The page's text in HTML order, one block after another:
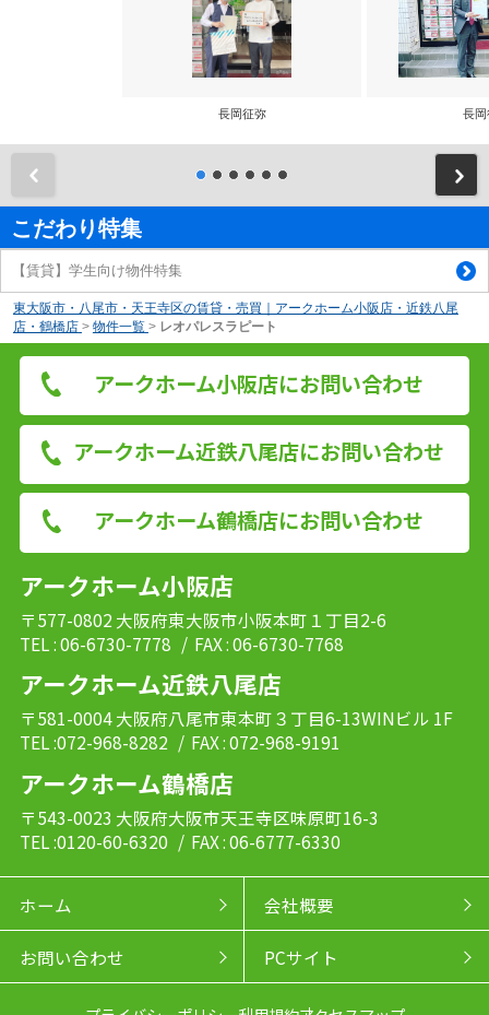
長岡征弥 長岡
こだわり特集
【賃貸】学生向け物件特集
東大阪市・八尾市・天王寺区の賃貸・売買｜アークホーム小阪店・近鉄八尾
店・鶴橋店 > 物件一覧 > レオパレスラピート
アークホーム小阪店にお問い合わせ
アークホーム近鉄八尾店にお問い合わせ
アークホーム鶴橋店にお問い合わせ
アークホーム小阪店
〒577-0802 大阪府東大阪市小阪本町１丁目2-6
TEL : 06-6730-7778 / FAX : 06-6730-7768
アークホーム近鉄八尾店
〒581-0004 大阪府八尾市東本町３丁目6-13WINビル 1F
TEL :072-968-8282 / FAX : 072-968-9191
アークホーム鶴橋店
〒543-0023 大阪府大阪市天王寺区味原町16-3
TEL :0120-60-6320 / FAX : 06-6777-6330
ホーム 会社概要
お問い合わせ PCサイト